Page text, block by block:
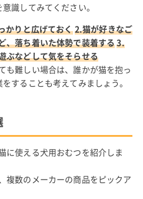
識してみてください。
かりと広げておく2.猫が好きなご
、落ち着いた体勢で装着する3.
ぶなどして気をそらせる
も難しい場合は、誰かが猫を抱っ
することも考えてみましょう。
に使える犬用おむつを紹介しま
複数のメーカーの商品をピックア